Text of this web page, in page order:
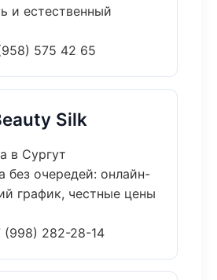
и естественный
575 42 65
Silk
в Сургут
без очередей: онлайн-
график, честные цены
(998) 282-28-14